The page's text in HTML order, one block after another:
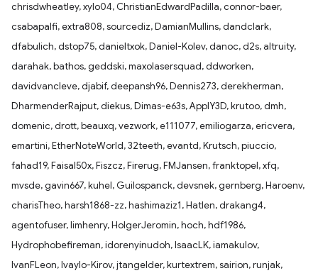
chrisdwheatley, xylo04, ChristianEdwardPadilla, connor-baer,
csabapalfi, extra808, sourcediz, DamianMullins, dandclark,
dfabulich, dstop75, danieltxok, Daniel-Kolev, danoc, d2s, altruity,
darahak, bathos, geddski, maxolasersquad, ddworken,
davidvancleve, djabif, deepansh96, Dennis273, derekherman,
DharmenderRajput, diekus, Dimas-e63s, ApplY3D, krutoo, dmh,
domenic, drott, beauxq, vezwork, e111077, emiliogarza, ericvera,
emartini, EtherNoteWorld, 32teeth, evantd, Krutsch, piuccio,
fahad19, Faisal50x, Fiszcz, Firerug, FMJansen, franktopel, xfq,
mvsde, gavin667, kuhel, Guilospanck, devsnek, gernberg, Haroenv,
charisTheo, harsh1868-zz, hashimaziz1, Hatlen, drakang4,
agentofuser, limhenry, HolgerJeromin, hoch, hdf1986,
Hydrophobefireman, idorenyinudoh, IsaacLK, iamakulov,
IvanFLeon, Ivaylo-Kirov, jtangelder, kurtextrem, sairion, runjak,